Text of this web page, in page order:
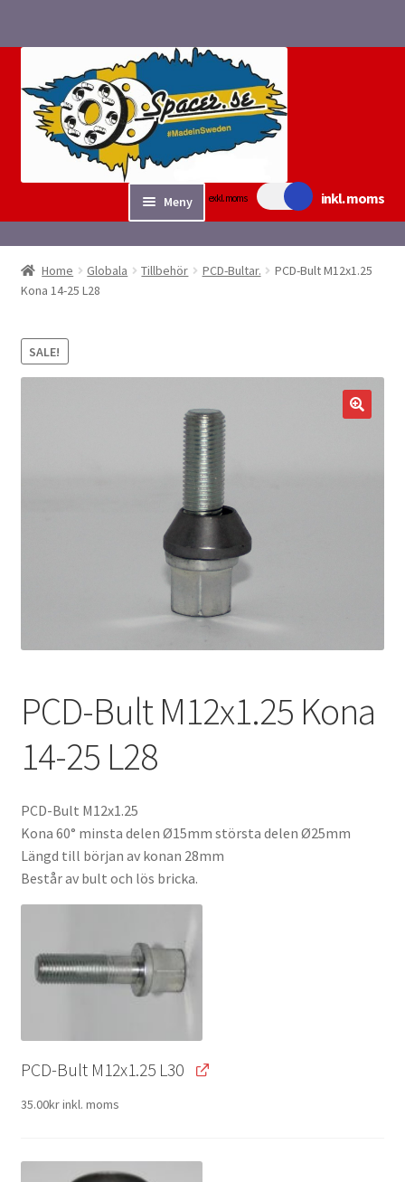
navigering
innehåll
exkl. moms inkl. moms
Meny
Sök/bygg Spacers
Tillbehör
Fyndvaror.
Home Globala Tillbehör PCD-Bultar.
PCD-Bult M12x1.25
Kona 14-25 L28
SALE!
PCD-Bult M12x1.25 Kona
14-25 L28
PCD-Bult M12x1.25
Kona 60° minsta delen Ø15mm största delen Ø25mm
Längd till början av konan 28mm
Består av bult och lös bricka.
PCD-Bult M12x1.25 L30
35.00krinkl. moms